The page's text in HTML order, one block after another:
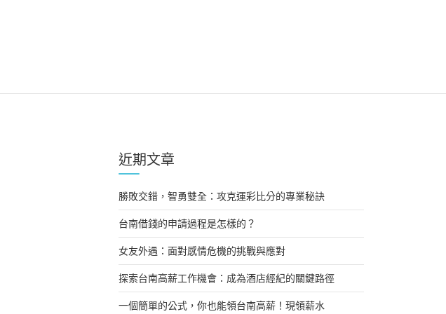
近期文章
勝敗交錯，智勇雙全：攻克運彩比分的專業秘訣
台南借錢的申請過程是怎樣的？
女友外遇：面對感情危機的挑戰與應對
探索台南高薪工作機會：成為酒店經紀的關鍵路徑
一個簡單的公式，你也能領台南高薪！現領薪水